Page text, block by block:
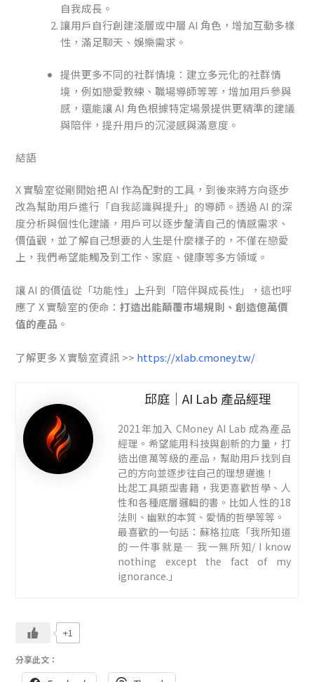
自我成長。
讓用戶自行創建淺層或中層 AI 角色，增加互動多樣
性，滿足聊天、娛樂需求。
提供更多不同的社群情境：建立多元化的社群情
境，例如戀愛教練、職場導師等等，增加用戶參與
感，還能讓 AI 角色根據特定場景提供更精準的建議
與陪伴，提升用戶的沉浸感與滿意度。
結語
X 實驗室從剛開始把 AI 作為配對的工具，到後來將方向逐步
改為幫助用戶進行「自我認識與提升」的導師。透過 AI 的深
度分析與個性化建議，用戶可以逐步釐清自己的情感需求、
價值觀，並了解自己想要的人生是什麼樣子的，不僅在戀愛
上，我們希望能觸及到工作、家庭、健康等多方領域。
讓 AI 的價值從「功能性」上升到「陪伴與成長性」，這也呼
應了 X 實驗室的使命：打造出能顛覆市場規則、創造億萬價
值的產品 。
了解更多 X 實驗室資訊 >> https://xlab.cmoney.tw/
邱庭｜AI Lab 產品經理
2021年加入 CMoney AI Lab 成為產品
經理。希望能用科技與創新的力量，打
造出億萬等級的產品，幫助用戶找到自
己的方向並逐步往自己的理想邁進！
比起工具類型書籍，我更喜歡哲學、人
性和各種底層邏輯的書。比如人性的18
法則、幽默的本質、愛情的哲學等等。
最喜歡的一句話：蘇格拉底「我所知道
的一件事就是— 我一無所知/ I know
nothing except the fact of my
ignorance.」
+1
分享此文：